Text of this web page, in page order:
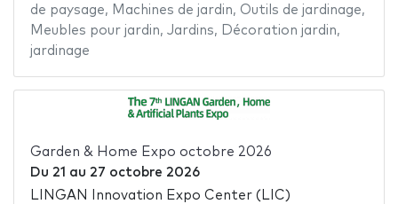
de paysage, Machines de jardin, Outils de jardinage,
Meubles pour jardin, Jardins, Décoration jardin,
jardinage
Garden & Home Expo octobre 2026
Du 21 au 27 octobre 2026
LINGAN Innovation Expo Center (LIC)